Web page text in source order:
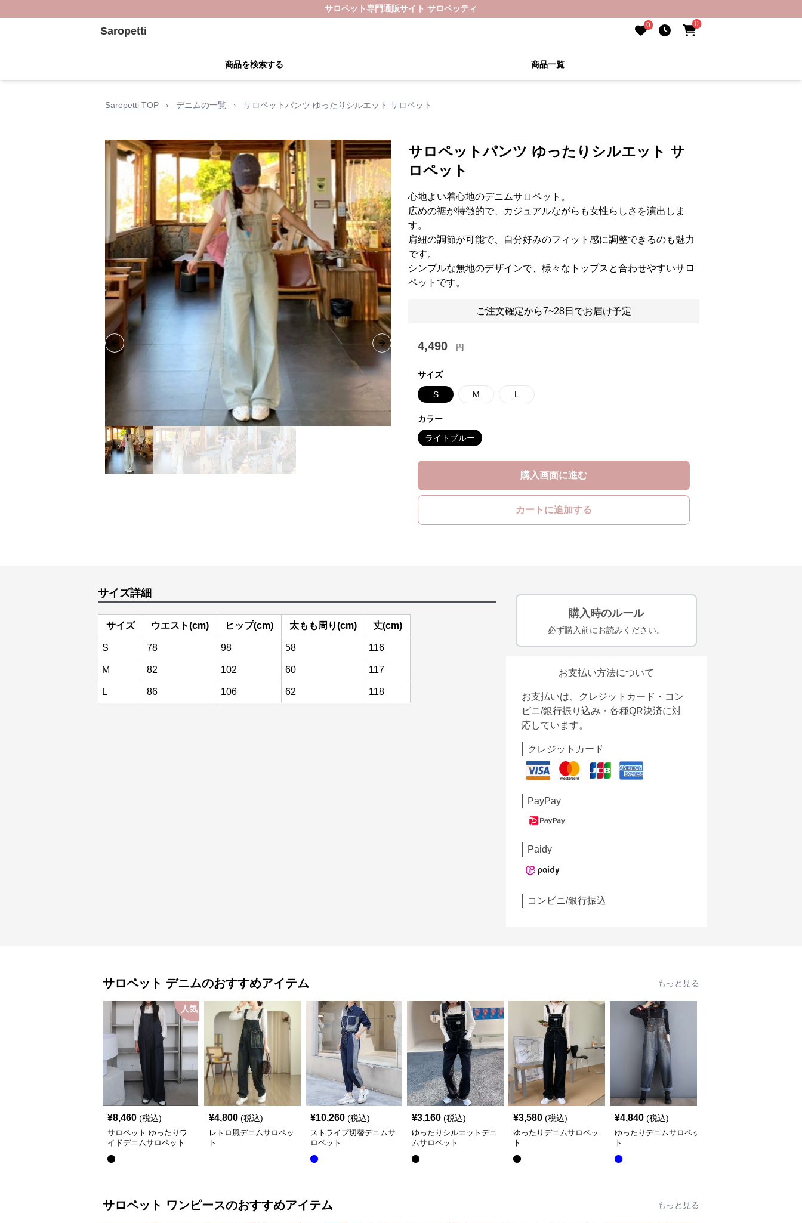
サロペット専門通販サイト サロペッティ
Saropetti 0 0
商品を検索する 商品一覧
Saropetti TOP › デニムの一覧 › サロペットパンツ ゆったりシルエット サロペット
Previous slide Next slide
サロペットパンツ ゆったりシルエット サ
ロペット
心地よい着心地のデニムサロペット。
広めの裾が特徴的で、カジュアルながらも女性らしさを演出しま
す。
肩紐の調節が可能で、自分好みのフィット感に調整できるのも魅力
です。
シンプルな無地のデザインで、様々なトップスと合わせやすいサロ
ペットです。
ご注文確定から7~28日でお届け予定
4,490 円
サイズ
S M L
カラー
ライトブルー
購入画面に進む
カートに追加する
サイズ詳細
サイズ ウエスト(cm) ヒップ(cm) 太もも周り(cm) 丈(cm)
S 78 98 58 116
M 82 102 60 117
L 86 106 62 118
購入時のルール
必ず購入前にお読みください。
お支払い方法について
お支払いは、クレジットカード・コン
ビニ/銀行振り込み・各種QR決済に対
応しています。
クレジットカード
PayPay
Paidy
コンビニ/銀行振込
サロペット デニムのおすすめアイテム もっと見る
人気
¥8,460 (税込)
サロペット ゆったりワ
イドデニムサロペット
¥4,800 (税込)
レトロ風デニムサロペッ
ト
¥10,260 (税込)
ストライプ切替デニムサ
ロペット
¥3,160 (税込)
ゆったりシルエットデニ
ムサロペット
¥3,580 (税込)
ゆったりデニムサロペッ
ト
¥4,840 (税込)
ゆったりデニムサロペッ
ト
サロペット ワンピースのおすすめアイテム もっと見る